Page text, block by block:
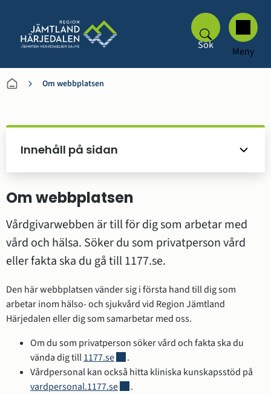
Sök Meny
Om webbplatsen
Innehåll på sidan
Om webbplatsen
Vårdgivarwebben är till för dig som arbetar med
vård och hälsa. Söker du som privatperson vård
eller fakta ska du gå till 1177.se.
Den här webbplatsen vänder sig i första hand till dig som
arbetar inom hälso- och sjukvård vid Region Jämtland
Härjedalen eller dig som samarbetar med oss.
Om du som privatperson söker vård och fakta ska du
vända dig till 1177.seLänk till annan webbplats.
.
vardpersonal.1177.seLänk till annan webbplats.
.